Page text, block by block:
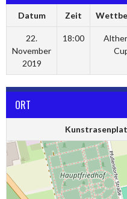
Datum Zeit
22.
November
2019
18:00
ORT